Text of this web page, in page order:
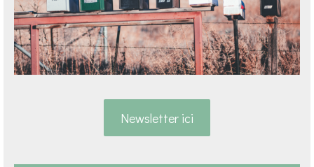
Newsletter ici